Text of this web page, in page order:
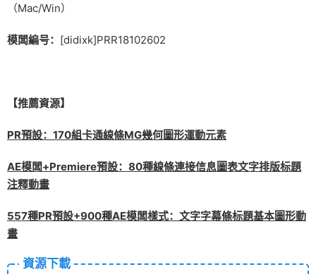
（Mac/Win）
模闆編号： [didixk]PRR18102602
【推薦資源】
PR預設：170組卡通線條MG幾何圖形運動元素
AE模闆+Premiere預設：80種線條連接信息圖表文字排版标題
注釋動畫
557種PR預設+900種AE模闆樣式：文字字幕條标題基本圖形動
畫
資源下載